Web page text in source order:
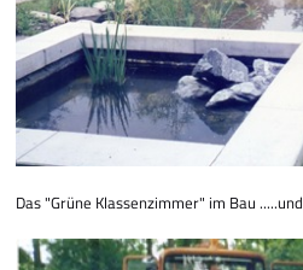
Das "Grüne Klassenzimmer" im Bau